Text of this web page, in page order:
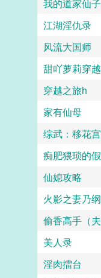
我的道家仙
江湖淫仇录
风流大国师
甜吖萝莉穿
穿越之旅h
家有仙母
综武：移花
仙媳攻略
火影之妻乃
美人录
淫肉擂台